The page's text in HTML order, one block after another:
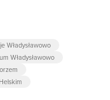
Władysławowo
Władysławowo